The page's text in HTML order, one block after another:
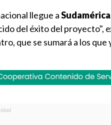
llegue aSudamérica
del éxito del proyecto",
que se sumará a los que